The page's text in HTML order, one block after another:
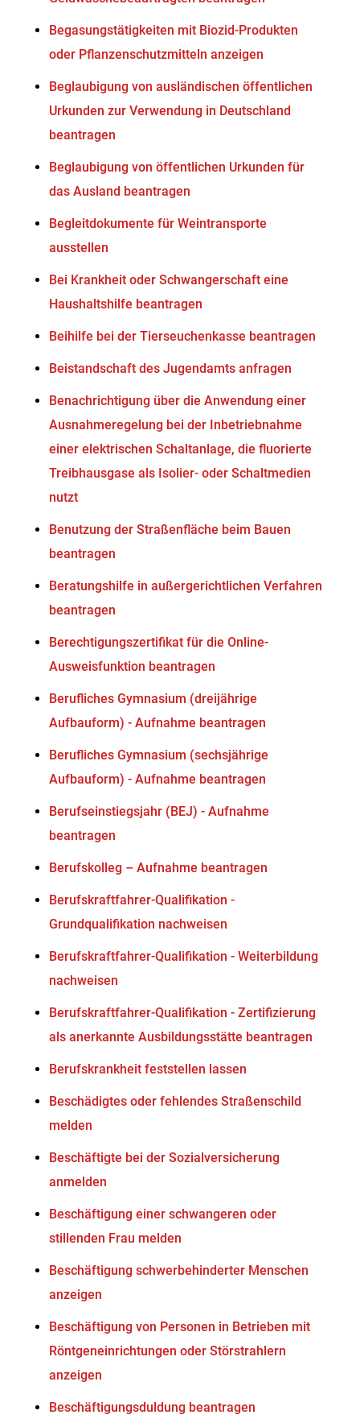
Begasungstätigkeiten mit Biozid-Produkten
oder Pflanzenschutzmitteln anzeigen
Beglaubigung von ausländischen öffentlichen
Urkunden zur Verwendung in Deutschland
beantragen
Beglaubigung von öffentlichen Urkunden für
das Ausland beantragen
Begleitdokumente für Weintransporte
ausstellen
Bei Krankheit oder Schwangerschaft eine
Haushaltshilfe beantragen
Beihilfe bei der Tierseuchenkasse beantragen
Beistandschaft des Jugendamts anfragen
Benachrichtigung über die Anwendung einer
Ausnahmeregelung bei der Inbetriebnahme
einer elektrischen Schaltanlage, die fluorierte
Treibhausgase als Isolier- oder Schaltmedien
nutzt
Benutzung der Straßenfläche beim Bauen
beantragen
Beratungshilfe in außergerichtlichen Verfahren
beantragen
Berechtigungszertifikat für die Online-
Ausweisfunktion beantragen
Berufliches Gymnasium (dreijährige
Aufbauform) - Aufnahme beantragen
Berufliches Gymnasium (sechsjährige
Aufbauform) - Aufnahme beantragen
Berufseinstiegsjahr (BEJ) - Aufnahme
beantragen
Berufskolleg – Aufnahme beantragen
Berufskraftfahrer-Qualifikation -
Grundqualifikation nachweisen
Berufskraftfahrer-Qualifikation - Weiterbildung
nachweisen
Berufskraftfahrer-Qualifikation - Zertifizierung
als anerkannte Ausbildungsstätte beantragen
Berufskrankheit feststellen lassen
Beschädigtes oder fehlendes Straßenschild
melden
Beschäftigte bei der Sozialversicherung
anmelden
Beschäftigung einer schwangeren oder
stillenden Frau melden
Beschäftigung schwerbehinderter Menschen
anzeigen
Beschäftigung von Personen in Betrieben mit
Röntgeneinrichtungen oder Störstrahlern
anzeigen
Beschäftigungsduldung beantragen